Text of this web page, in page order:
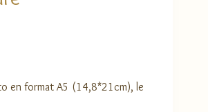
en format A5 (14,8*21cm), le